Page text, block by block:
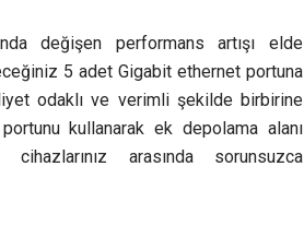
değişen performans artışı elde
5 adet Gigabit ethernet portuna
odaklı ve verimli şekilde birbirine
kullanarak ek depolama alanı
arasında sorunsuzca